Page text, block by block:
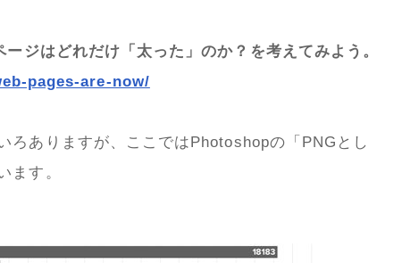
ジはどれだけ「太った」のか？を考えてみよう。
pages-are-now/
ろありますが、ここではPhotoshopの「PNGとし
ます。